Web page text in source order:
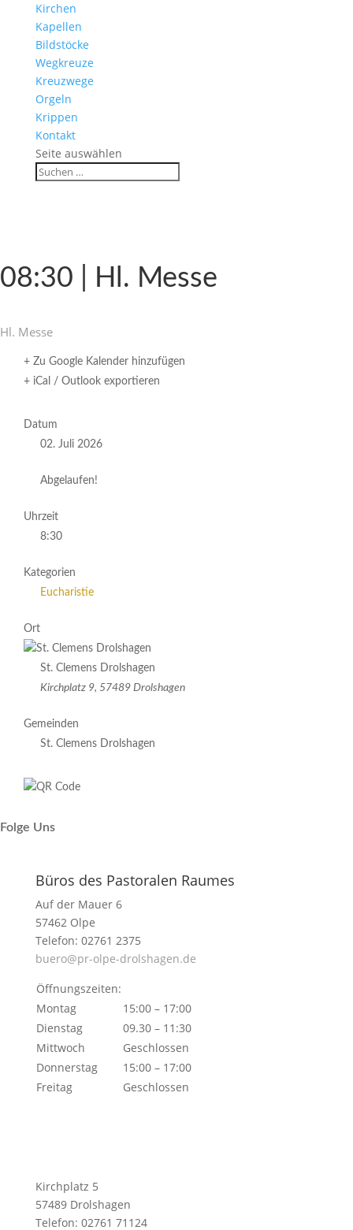
Kirchen
Kapellen
Bild­stöcke
Wegkreuze
Kreuz­wege
Orgeln
Krippen
Kontakt
Seite auswählen
08:30 | Hl. Messe
Hl. Messe
+ Zu Google Kalender hinzufügen
+ iCal / Outlook exportieren
Datum
02. Juli 2026
Abgelaufen!
Uhrzeit
8:30
Kategorien
Eucharistie
Ort
St. Clemens Drolshagen
Kirchplatz 9, 57489 Drolshagen
Gemeinden
St. Clemens Drolshagen
Folge Uns
Büros des Pastoralen Raumes
Auf der Mauer 6
57462 Olpe
Telefon: 02761 2375
buero@pr-olpe-drolshagen.de
Öffnungszeiten:
Montag
15:00 – 17:00
Dienstag
09.30 – 11:30
Mittwoch
Geschlossen
Donnerstag
15:00 – 17:00
Freitag
Geschlossen
Kirchplatz 5
57489 Drolshagen
Telefon: 02761 71124